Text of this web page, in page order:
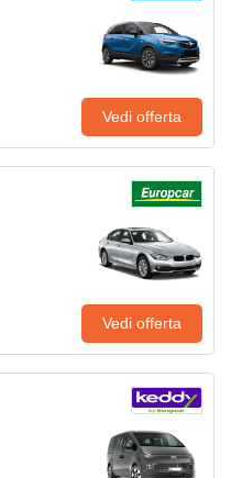
Vedi offerta
Vedi offerta